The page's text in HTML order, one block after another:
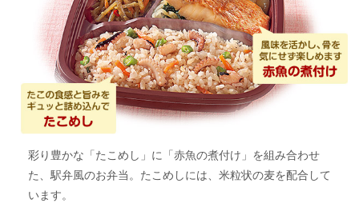
彩り豊かな「たこめし」に「赤魚の煮付け」を組み合わせ
た、駅弁風のお弁当。たこめしには、米粒状の麦を配合して
います。